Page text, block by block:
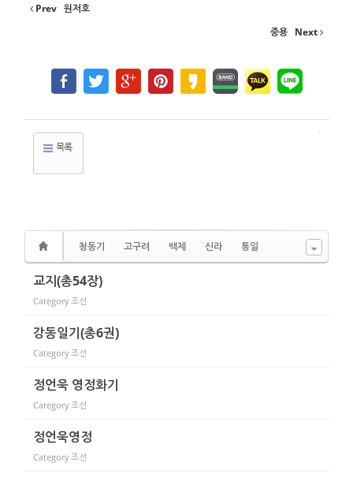
Prev 원저호
중용 Next
목록
청동기 고구려 백제 신라 통일
교지(총54장)
Category조선
강동일기(총6권)
Category조선
정언욱 영정화기
Category조선
정언욱영정
Category조선